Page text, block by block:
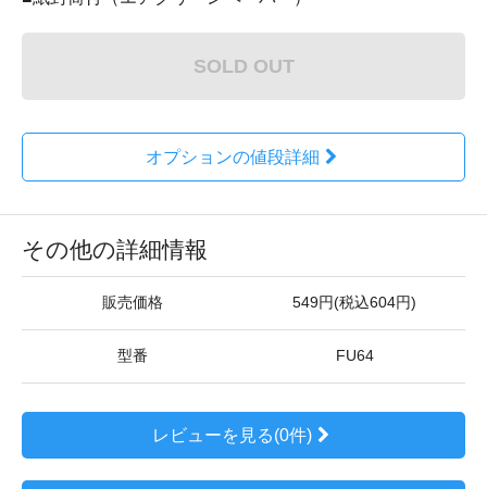
SOLD OUT
オプションの値段詳細
その他の詳細情報
販売価格 549円(税込604円)
型番 FU64
レビューを見る(0件)